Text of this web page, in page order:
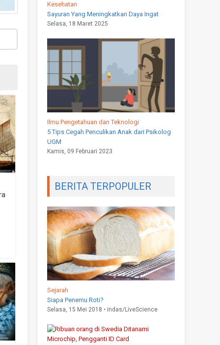
Kesehatan
Sayuran Yang Meningkatkan Daya Ingat
Selasa, 18 Maret 2025
Ilmu Pengetahuan dan Teknologi
5 Tips Cegah Penculikan Anak dari Psikolog
UGM
Kamis, 09 Februari 2023
BERITA TERPOPULER
Sejarah
Siapa Penemu Roti?
Selasa, 15 Mei 2018 • indas/LiveScience